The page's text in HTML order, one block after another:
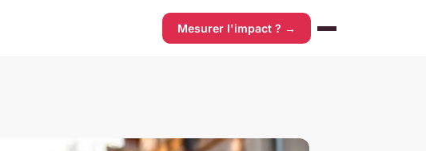
Mesurer l'impact ? →